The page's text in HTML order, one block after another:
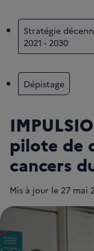
Stratégie
2021 - 2030
Dépistage
pilote de
cancers
Mis à jour le 27 mai